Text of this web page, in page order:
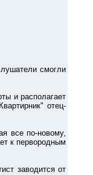
смогли
и располагает
отец-
все по-новому,
к первородным
заводится от